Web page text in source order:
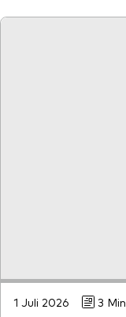
1 Juli 2026 3